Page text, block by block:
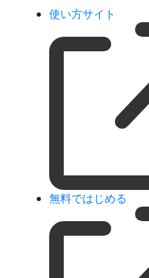
使い方サイト
無料ではじめる